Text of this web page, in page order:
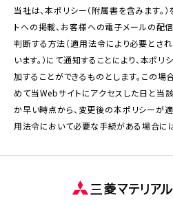
当社は、本ポリシー（附属書を含みます。
トへの掲載、お客様への電子メールの配
判断する方法（適用法令により必要とさ
います。）にて通知することにより、本ポ
加することができるものとします。この
めて当Webサイトにアクセスした日と当
か早い時点から、変更後の本ポリシーが
用法令において必要な手続がある場合には